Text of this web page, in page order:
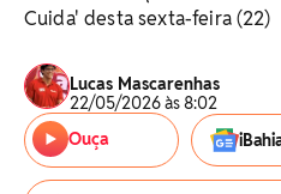
Cuida' desta sexta-feira (22)
Lucas Mascarenhas
22/05/2026 às 8:02
Ouça